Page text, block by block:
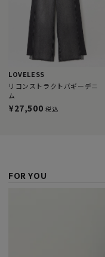
LOVELESS
リコンストラクトバギーデニ
ム
¥27,500 税込
FOR YOU